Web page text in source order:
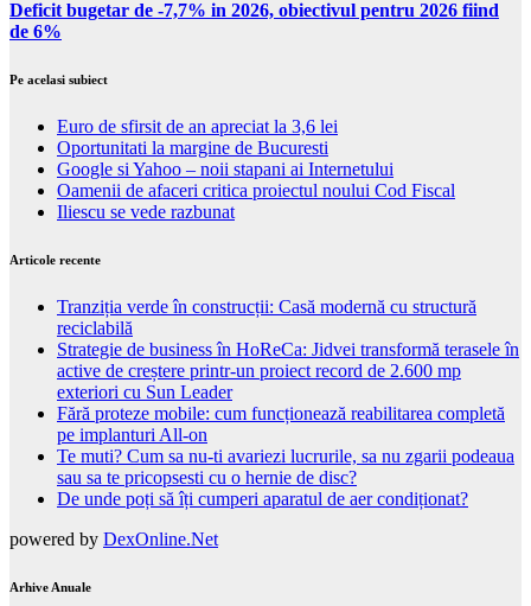
Deficit bugetar de -7,7% in 2026, obiectivul pentru 2026 fiind
de 6%
Pe acelasi subiect
Euro de sfirsit de an apreciat la 3,6 lei
Oportunitati la margine de Bucuresti
Google si Yahoo – noii stapani ai Internetului
Oamenii de afaceri critica proiectul noului Cod Fiscal
Iliescu se vede razbunat
Articole recente
Tranziția verde în construcții: Casă modernă cu structură
reciclabilă
Strategie de business în HoReCa: Jidvei transformă terasele în
active de creștere printr-un proiect record de 2.600 mp
exteriori cu Sun Leader
Fără proteze mobile: cum funcționează reabilitarea completă
pe implanturi All-on
Te muti? Cum sa nu-ti avariezi lucrurile, sa nu zgarii podeaua
sau sa te pricopsesti cu o hernie de disc?
De unde poți să îți cumperi aparatul de aer condiționat?
powered by DexOnline.Net
Arhive Anuale